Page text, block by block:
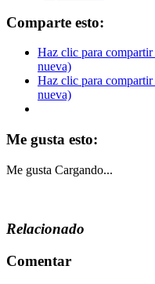
Comparte esto:
Haz clic para
nueva)
Haz clic para compartir
nueva)
Me gusta esto:
Me gusta Cargando...
Relacionado
Comentar